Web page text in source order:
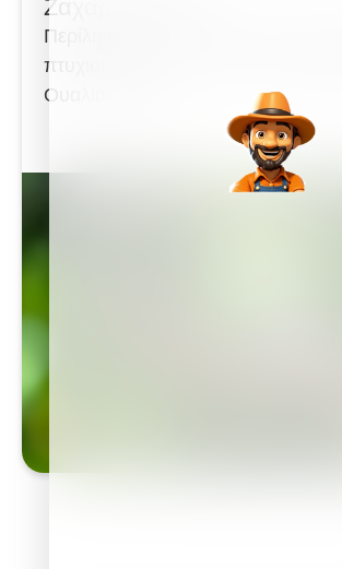
Περίληψη: Ως εισαγωγέας ως
πτυχιούχος Honours του
Ουαλίας και μου...